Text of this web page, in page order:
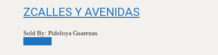
ZCALLES Y AVENIDAS
Sold By: Pideloya Guarenas